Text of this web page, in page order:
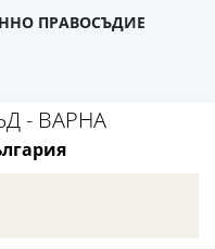
ПРАВОСЪДИЕ
- ВАРНА